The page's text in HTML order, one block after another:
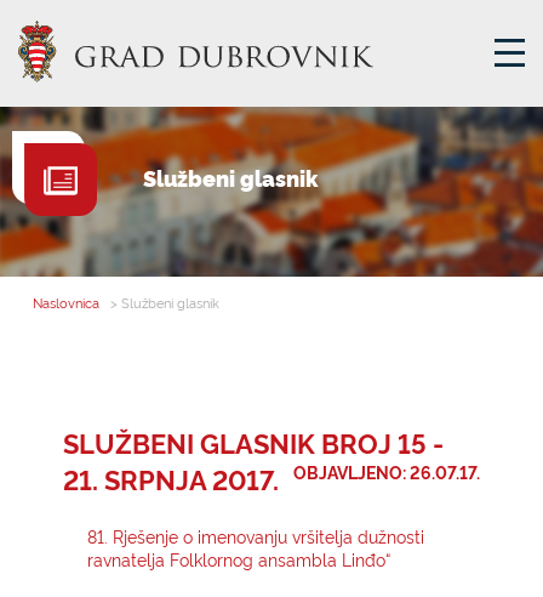
GRADSKA UPRAVA
GRADONAČELNIK
MJESNA SAMOUPRAVA
E-USLUGE
Službeni glasnik
Naslovnica > Službeni glasnik
SLUŽBENI GLASNIK BROJ 15 -
21. SRPNJA 2017.
OBJAVLJENO: 26.07.17.
81. Rješenje o imenovanju vršitelja dužnosti
ravnatelja Folklornog ansambla Linđo“